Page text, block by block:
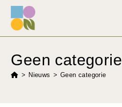
Geen categorie
> Nieuws > Geen categorie